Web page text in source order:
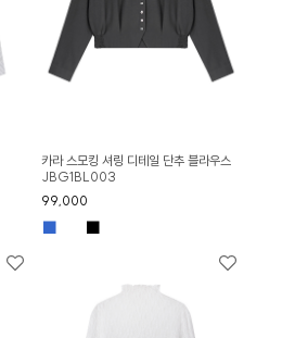
카라 스모킹 셔링 디테일 단추 블라우스
JBG1BL003
99,000
■ ■